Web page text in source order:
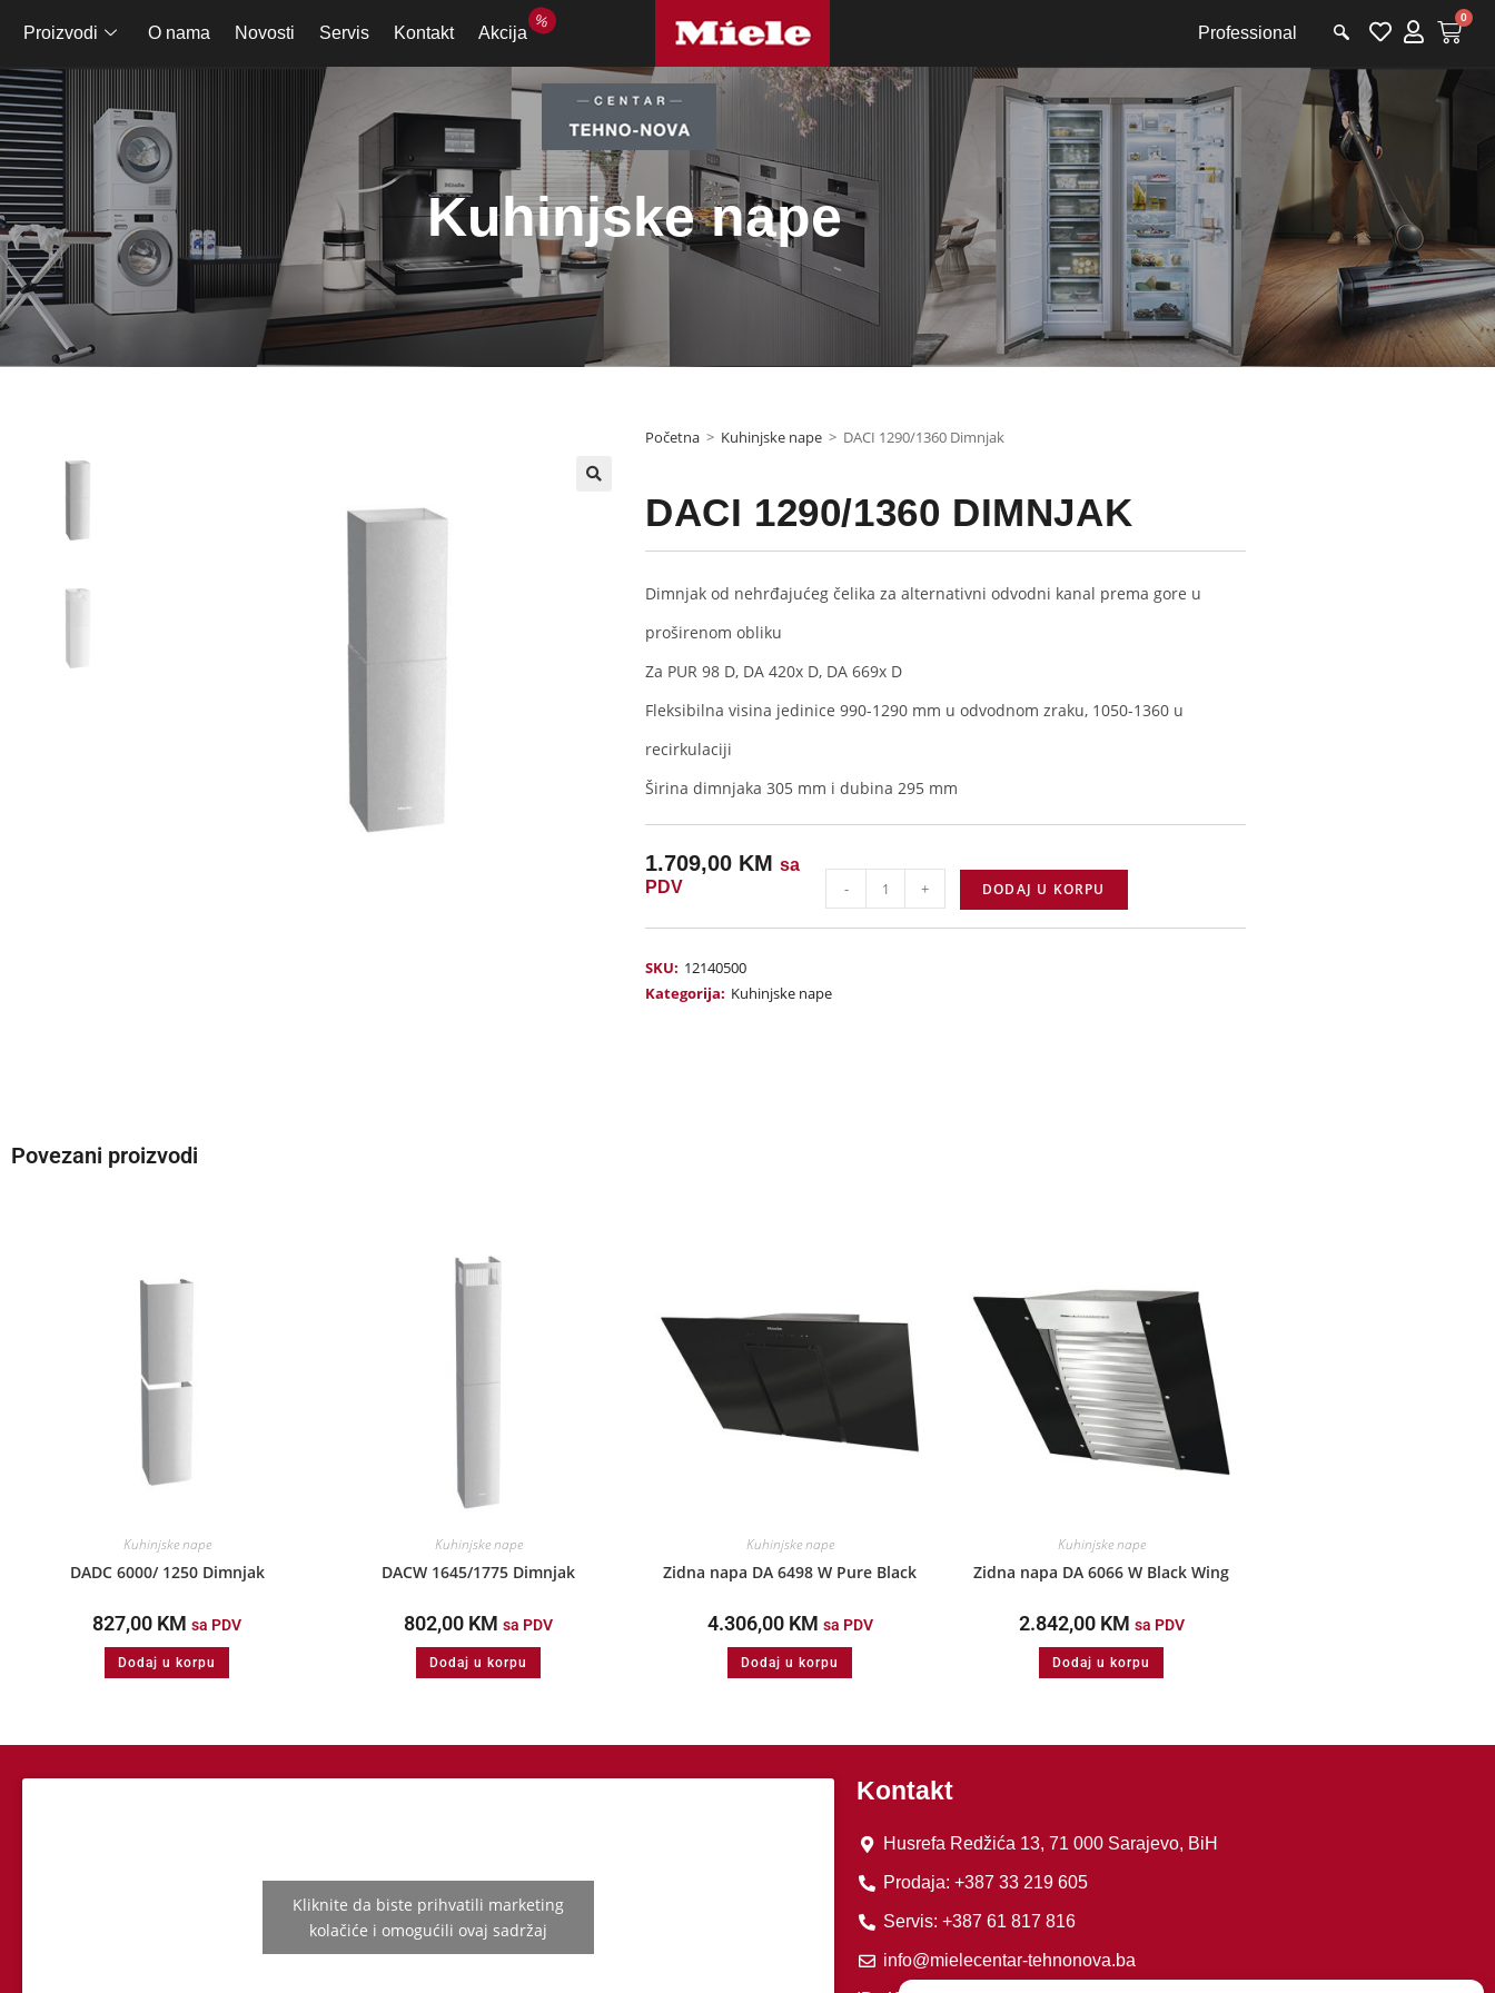
Proizvodi O nama Novosti Servis Kontakt Akcija
%
Professional
0
Kuhinjske nape
Početna > Kuhinjske nape > DACI 1290/1360 Dimnjak
DACI 1290/1360 DIMNJAK
Dimnjak od nehrđajućeg čelika za alternativni odvodni kanal prema gore u
proširenom obliku
Za PUR 98 D, DA 420x D, DA 669x D
Fleksibilna visina jedinice 990-1290 mm u odvodnom zraku, 1050-1360 u
recirkulaciji
Širina dimnjaka 305 mm i dubina 295 mm
1.709,00 KM sa
PDV
- + DODAJ U KORPU
SKU: 12140500
Kategorija: Kuhinjske nape
Povezani proizvodi
Kuhinjske nape
DADC 6000/ 1250 Dimnjak
827,00 KM sa PDV
Dodaj u korpu
Kuhinjske nape
DACW 1645/1775 Dimnjak
802,00 KM sa PDV
Dodaj u korpu
Kuhinjske nape
Zidna napa DA 6498 W Pure Black
4.306,00 KM sa PDV
Dodaj u korpu
Kuhinjske nape
Zidna napa DA 6066 W Black Wing
2.842,00 KM sa PDV
Dodaj u korpu
Kliknite da biste prihvatili marketing
kolačiće i omogućili ovaj sadržaj
Kontakt
Husrefa Redžića 13, 71 000 Sarajevo, BiH
Prodaja: +387 33 219 605
Servis: +387 61 817 816
info@mielecentar-tehnonova.ba